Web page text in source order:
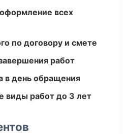
всех
по договору и смете
работ
в день обращения
виды работ до 3 лет